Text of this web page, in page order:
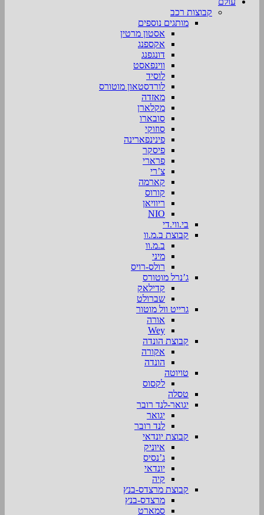
קבוצות רכב
מותגים נוספים
אסטון מרטין
אקספנג
דונגפנג
ווינפאסט
לוסיד
לורדסטאון מוטורס
מאזדה
מקלארן
סובארו
סוזוקי
פינינפארינה
פיסקר
פרארי
צ’רי
קארמה
קורוס
ריוויאן
NIO
בי.ווי.די
קבוצת ב.מ.וו
ב.מ.וו
מיני
רולס-רויס
ג’נרל מוטורס
קדילאק
שברולט
גרייט וול מוטור
אורה
Wey
קבוצת הונדה
אקורה
הונדה
טויוטה
לקסוס
טסלה
יגואר-לנד רובר
יגואר
לנד רובר
קבוצת יונדאי
איוניק
ג’נסיס
יונדאי
קיה
קבוצת מרצדס-בנץ
מרצדס-בנץ
סמארט